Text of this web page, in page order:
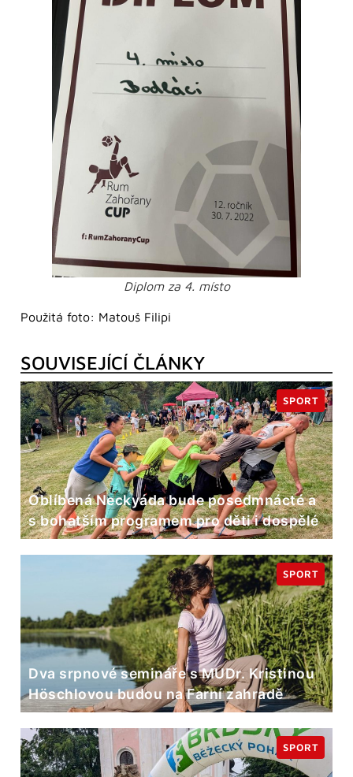
Diplom za 4. místo
Použitá foto: Matouš Filipi
SOUVISEJÍCÍ ČLÁNKY
Oblíbená Neckyáda bude posedmnácté a
s bohatším programem pro děti i dospělé
SPORT
Dva srpnové semináře s MUDr. Kristinou
Höschlovou budou na Farní zahradě
SPORT
SPORT